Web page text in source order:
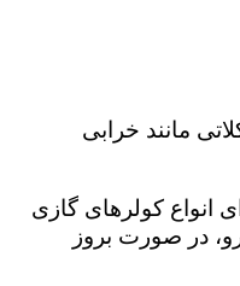
مانند خرابی
انواع کولرهای گازی
در صورت بروز